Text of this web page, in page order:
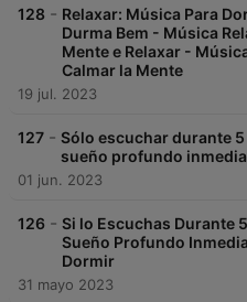
128 - Relaxar: Música Para
Durma Bem - Música
Mente e Relaxar -
Calmar la Mente
19 jul. 2023
127 - Sólo escuchar durante
sueño profundo
01 jun. 2023
126 - Si lo Escuchas Durante
Sueño Profundo
Dormir
31 mayo 2023